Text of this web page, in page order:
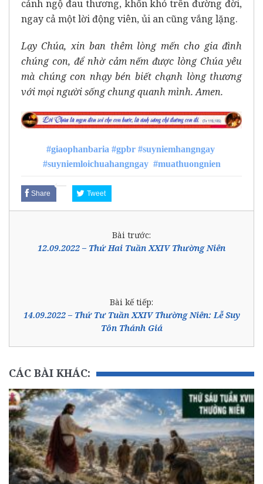
cảnh ngộ đau thương, khốn khó trên đường đời,
ngay cả một lời động viên, ủi an cũng vắng lặng.
Lạy Chúa, xin ban thêm lòng mến cho gia đình
chúng con, để nhờ cảm nếm được lòng Chúa yêu
mà chúng con nhạy bén biết chạnh lòng thương
với mọi người sống chung quanh mình. Amen.
#giaophanbaria #gpbr #suyniemhangngay
#suyniemloichuahangngay #muathuongnien
Share Tweet
Bài trước:
12.09.2022 – Thứ Hai Tuần XXIV Thường Niên
Bài kế tiếp:
14.09.2022 – Thứ Tư Tuần XXIV Thường Niên: Lễ Suy
Tôn Thánh Giá
CÁC BÀI KHÁC: